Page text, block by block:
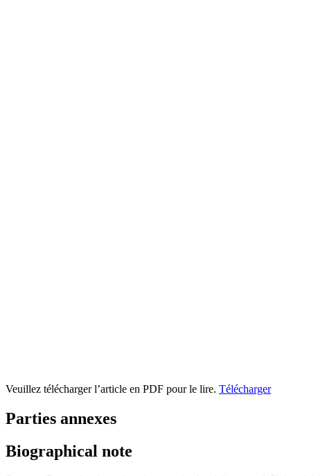
Veuillez télécharger l’article en PDF pour le lire. Télécharger
Parties annexes
Biographical note